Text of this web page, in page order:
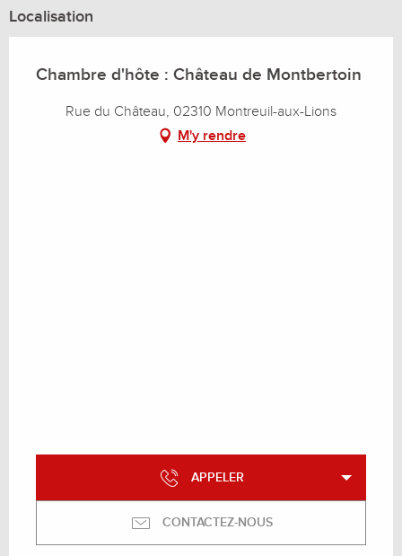
Localisation
Chambre d'hôte : Château de Montbertoin
Rue du Château, 02310 Montreuil-aux-Lions
M'y rendre
APPELER
CONTACTEZ-NOUS